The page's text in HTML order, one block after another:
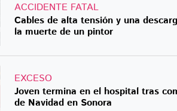
ACCIDENTE FATAL
Cables de alta tensión y una
la muerte de un pintor
EXCESO
Joven termina en el hospital tras
de Navidad en Sonora